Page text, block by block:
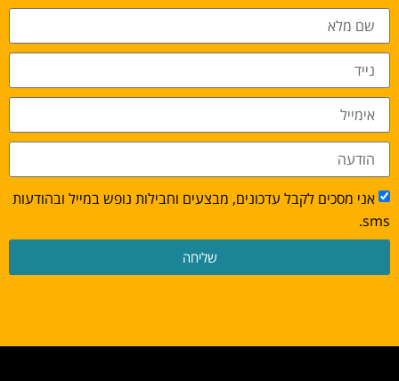
אני מסכים לקבל עדכונים, מבצעים וחבילות נופש במייל ובהודעות
sms.
שליחה